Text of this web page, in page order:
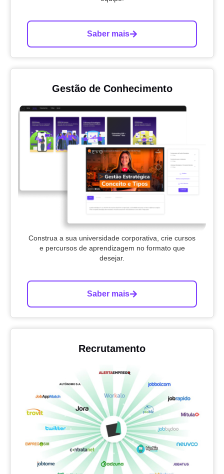
Saber mais
Gestão de Conhecimento
Construa a sua universidade corporativa, crie cursos
e percursos de aprendizagem no formato que
desejar.
Saber mais
Recrutamento